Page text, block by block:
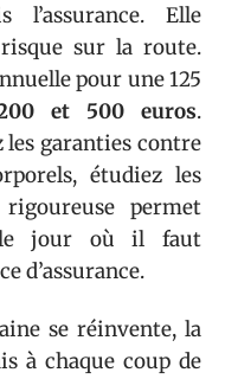
Elle
sur la route.
pour une 125
et 500 euros.
les garanties contre
étudiez les
permet
le jour où il faut
d’assurance.
se réinvente, la
à chaque coup de